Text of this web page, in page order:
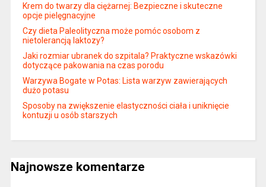
Krem do twarzy dla ciężarnej: Bezpieczne i skuteczne
opcje pielęgnacyjne
Czy dieta Paleolityczna może pomóc osobom z
nietolerancją laktozy?
Jaki rozmiar ubranek do szpitala? Praktyczne wskazówki
dotyczące pakowania na czas porodu
Warzywa Bogate w Potas: Lista warzyw zawierających
dużo potasu
Sposoby na zwiększenie elastyczności ciała i uniknięcie
kontuzji u osób starszych
Najnowsze komentarze